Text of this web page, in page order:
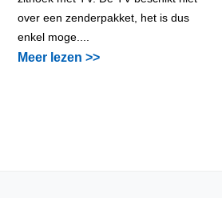
over een zenderpakket, het is dus
enkel moge....
Meer lezen >>